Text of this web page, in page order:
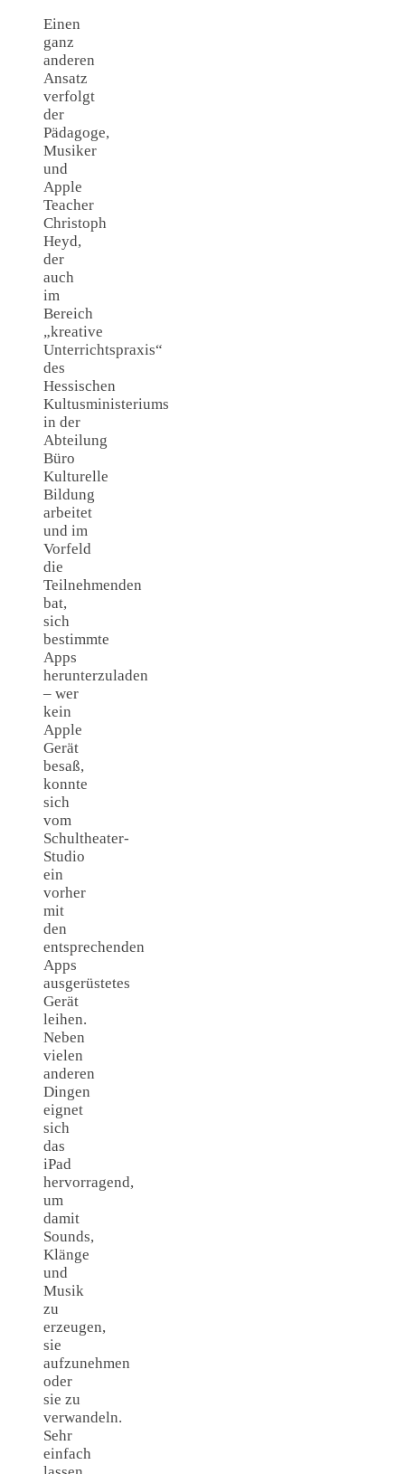
Einen
ganz
anderen
Ansatz
verfolgt
der
Pädagoge,
Musiker
und
Apple
Teacher
Christoph
Heyd,
der
auch
im
Bereich
„kreative
Unterrichtspraxis“
des
Hessischen
Kultusministeriums
in der
Abteilung
Büro
Kulturelle
Bildung
arbeitet
und im
Vorfeld
die
Teilnehmenden
bat,
sich
bestimmte
Apps
herunterzuladen
– wer
kein
Apple
Gerät
besaß,
konnte
sich
vom
Schultheater-
Studio
ein
vorher
mit
den
entsprechenden
Apps
ausgerüstetes
Gerät
leihen.
Neben
vielen
anderen
Dingen
eignet
sich
das
iPad
hervorragend,
um
damit
Sounds,
Klänge
und
Musik
zu
erzeugen,
sie
aufzunehmen
oder
sie zu
verwandeln.
Sehr
einfach